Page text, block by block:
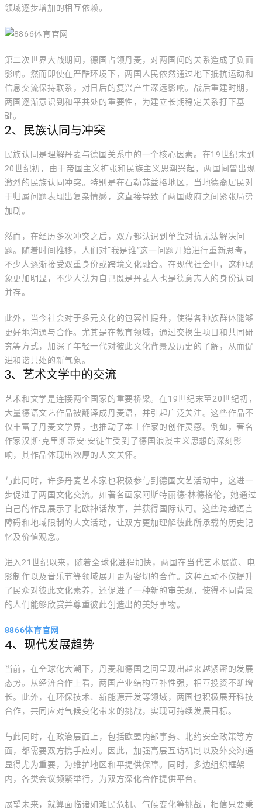
领域逐步增加的相互依赖。
第二次世界大战期间，德国占领丹麦，对两国间的关系造成了负面
影响。然而即使在严酷环境下，两国人民依然通过地下抵抗运动和
信息交流保持联系，对日后的复兴产生深远影响。战后重建时期，
两国逐渐意识到和平共处的重要性，为建立长期稳定关系打下基
础。
2、民族认同与冲突
民族认同是理解丹麦与德国关系中的一个核心因素。在19世纪末到
20世纪初，由于帝国主义扩张和民族主义思潮兴起，两国间曾出现
激烈的民族认同冲突。特别是在石勒苏益格地区，当地德裔居民对
于归属问题表现出复杂情感，这直接导致了两国政府之间紧张局势
加剧。
然而，在经历多次冲突之后，双方都认识到单靠对抗无法解决问
题。随着时间推移，人们对“我是谁”这一问题开始进行重新思考，
不少人逐渐接受双重身份或跨境文化融合。在现代社会中，这种现
象更加明显，不少人认为自己既是丹麦人也是德意志人的身份认同
并存。
此外，当今社会对于多元文化的包容性提升，使得各种族群体能够
更好地沟通与合作。尤其是在教育领域，通过交换生项目和共同研
究等方式，加深了年轻一代对彼此文化背景及历史的了解，从而促
进和谐共处的新气象。
3、艺术文学中的交流
艺术和文学是连接两个国家的重要桥梁。在19世纪末至20世纪初，
大量德语文艺作品被翻译成丹麦语，并引起广泛关注。这些作品不
仅丰富了丹麦文学界，也推动了本土作家的创作灵感。例如，著名
作家汉斯·克里斯蒂安·安徒生受到了德国浪漫主义思想的深刻影
响，其作品体现出浓厚的人文关怀。
与此同时，许多丹麦艺术家也积极参与到德国文艺活动中，这进一
步促进了两国文化交流。如著名画家阿斯特丽德·林德格伦，她通过
自己的作品展示了北欧神话故事，并获得国际认可。这些跨越语言
障碍和地域限制的人文活动，让双方更加理解彼此所承载的历史记
忆及价值观念。
进入21世纪以来，随着全球化进程加快，两国在当代艺术展览、电
影制作以及音乐节等领域展开更为密切的合作。这种互动不仅提升
了民众对彼此文化素养，还促进了一种新的审美观，使得不同背景
的人们能够欣赏并尊重彼此创造出的美好事物。
8866体育官网
4、现代发展趋势
当前，在全球化大潮下，丹麦和德国之间呈现出越来越紧密的发展
态势。从经济合作上看，两国产业结构互补性强，相互投资不断增
长。此外，在环保技术、新能源开发等领域，两国也积极展开科技
合作，共同应对气候变化带来的挑战，实现可持续发展目标。
与此同时，在政治层面上，包括欧盟内部事务、北约安全政策等方
面，都需要双方携手应对。因此，加强高层互访机制以及外交沟通
显得尤为重要，为维护地区和平提供保障。同时，多边组织框架
内，各类会议频繁举行，为双方深化合作提供平台。
展望未来，就算面临诸如难民危机、气候变化等挑战，相信只要秉